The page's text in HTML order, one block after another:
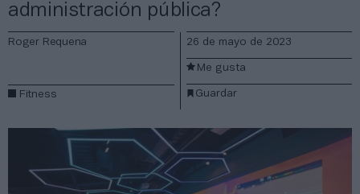
administración pública?
Roger Requena
Fitness
26 de mayo de 2023
Guardar
Me gusta